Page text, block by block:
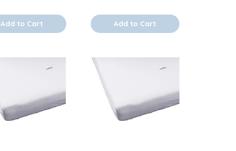
Add to Cart Add to Cart